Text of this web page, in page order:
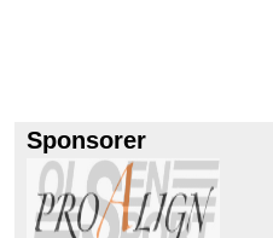
Sponsorer